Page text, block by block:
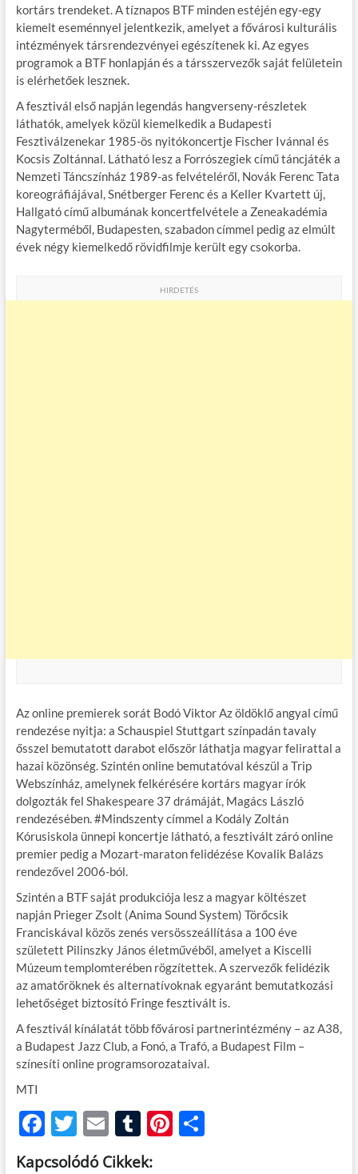
kortárs trendeket. A tíznapos BTF minden estéjén egy-egy
kiemelt eseménnyel jelentkezik, amelyet a fővárosi kulturális
intézmények társrendezvényei egészítenek ki. Az egyes
programok a BTF honlapján és a társszervezők saját felületein
is elérhetőek lesznek.
A fesztivál első napján legendás hangverseny-részletek
láthatók, amelyek közül kiemelkedik a Budapesti
Fesztiválzenekar 1985-ös nyitókoncertje Fischer Ivánnal és
Kocsis Zoltánnal. Látható lesz a Forrószegiek című táncjáték a
Nemzeti Táncszínház 1989-as felvételéről, Novák Ferenc Tata
koreográfiájával, Snétberger Ferenc és a Keller Kvartett új,
Hallgató című albumának koncertfelvétele a Zeneakadémia
Nagyterméből, Budapesten, szabadon címmel pedig az elmúlt
évek négy kiemelkedő rövidfilmje került egy csokorba.
HIRDETÉS
Az online premierek sorát Bodó Viktor Az öldöklő angyal című
rendezése nyitja: a Schauspiel Stuttgart színpadán tavaly
ősszel bemutatott darabot először láthatja magyar felirattal a
hazai közönség. Szintén online bemutatóval készül a Trip
Webszínház, amelynek felkérésére kortárs magyar írók
dolgozták fel Shakespeare 37 drámáját, Magács László
rendezésében. #Mindszenty címmel a Kodály Zoltán
Kórusiskola ünnepi koncertje látható, a fesztivált záró online
premier pedig a Mozart-maraton felidézése Kovalik Balázs
rendezővel 2006-ból.
Szintén a BTF saját produkciója lesz a magyar költészet
napján Prieger Zsolt (Anima Sound System) Törőcsik
Franciskával közös zenés versösszeállítása a 100 éve
született Pilinszky János életművéből, amelyet a Kiscelli
Múzeum templomterében rögzítettek. A szervezők felidézik
az amatőröknek és alternatívoknak egyaránt bemutatkozási
lehetőséget biztosító Fringe fesztivált is.
A fesztivál kínálatát több fővárosi partnerintézmény – az A38,
a Budapest Jazz Club, a Fonó, a Trafó, a Budapest Film –
színesíti online programsorozataival.
MTI
F
ac
T
w
E
m
T
u
Pi O
Kapcsolódó Cikkek: